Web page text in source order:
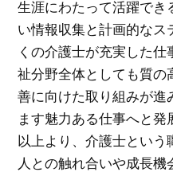
生涯にわたって活躍でき
い情報収集と計画的なス
くの介護士が充実した
祉分野全体としても質の
善に向けた取り組みが進
ます魅力ある仕事へと発
以上より、介護士という
人との触れ合いや成長機